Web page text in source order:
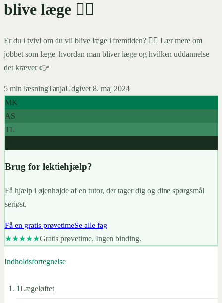
blive læge 👩‍⚕️
Er du i tvivl om du vil blive læge i fremtiden? 👩‍⚕️ Lær mere om
jobbet som læge, hvordan man bliver læge og hvilken uddannelse
det kræver 👉
5 min læsningTanjaUdgivet 8. maj 2024
MK
AS
TL
Brug for lektiehjælp?
Få hjælp i øjenhøjde af en tutor, der tager dig og dine spørgsmål
seriøst.
Få en gratis prøvetimeSe alle fag
★★★★★Gratis prøvetime. Ingen binding.
Indholdsfortegnelse
1Lægeløftet